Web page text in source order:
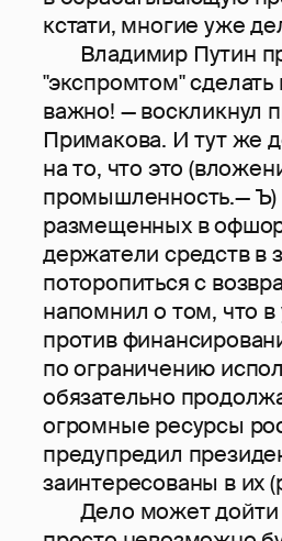
кстати, многие уже
Владимир Путин
"экспромтом"
важно! — воскликнул
Примакова. И тут же
на то, что это
промышленность.— Ъ)
размещенных в
держатели средств в
поторопиться с
напомнил о том, что
против
по ограничению
обязательно
огромные ресурсы
предупредил
заинтересованы в их
Дело может дойти